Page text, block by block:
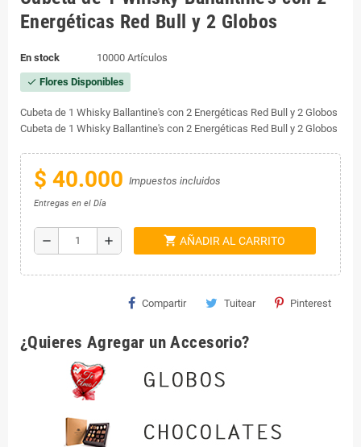
Energéticas Red Bull y 2 Globos
En stock 10000 Artículos
check Flores Disponibles
Cubeta de 1 Whisky Ballantine's con 2 Energéticas Red Bull y 2 Globos
Cubeta de 1 Whisky Ballantine's con 2 Energéticas Red Bull y 2 Globos
$ 40.000 Impuestos incluidos
Entregas en el Día
remove add shopping_cart AÑADIR AL CARRITO
Compartir Tuitear Pinterest
¿Quieres Agregar un Accesorio?